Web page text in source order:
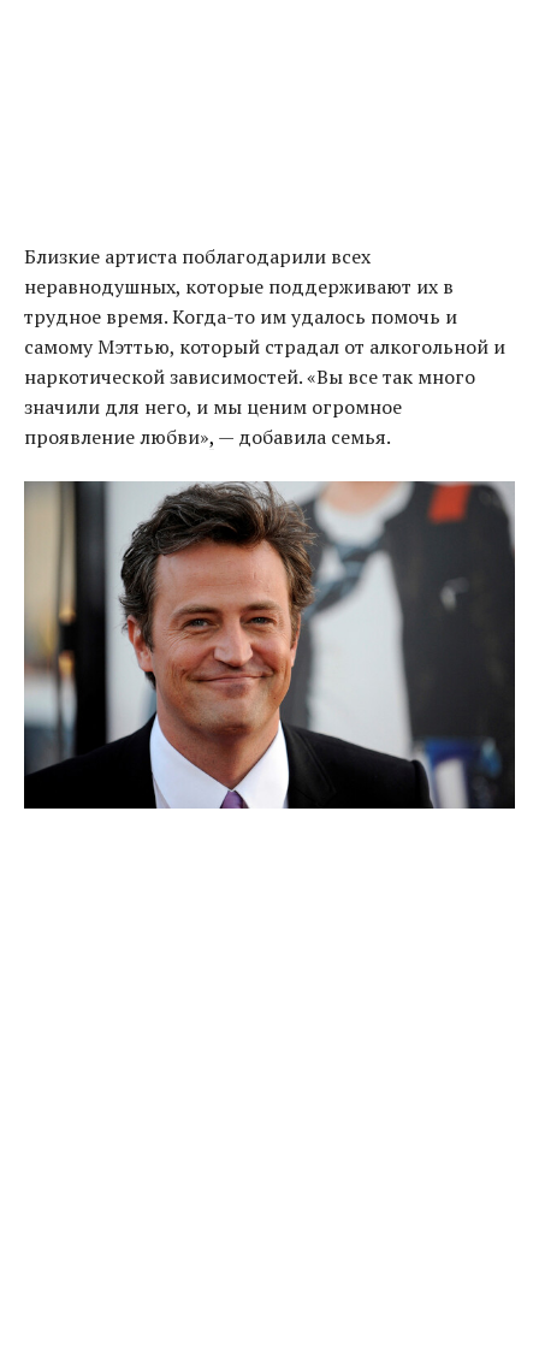
Близкие артиста поблагодарили всех
неравнодушных, которые поддерживают их в
трудное время. Когда-то им удалось помочь и
самому Мэттью, который страдал от алкогольной и
наркотической зависимостей. «Вы все так много
значили для него, и мы ценим огромное
проявление любви», — добавила семья.